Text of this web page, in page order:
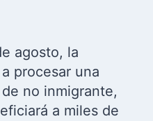
agosto, la
procesar una
no inmigrante,
a miles de